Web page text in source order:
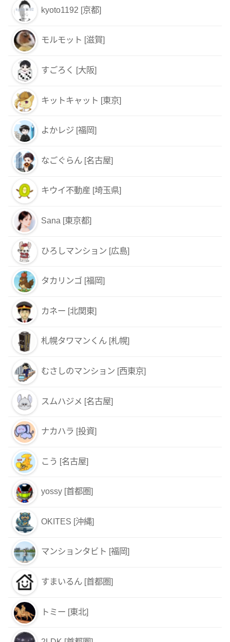
kyoto1192 [京都]
モルモット [滋賀]
すごろく [大阪]
キットキャット [東京]
よかレジ [福岡]
なごぐらん [名古屋]
キウイ不動産 [埼玉県]
Sana [東京都]
ひろしマンション [広島]
タカリンゴ [福岡]
カネー [北関東]
札幌タワマンくん [札幌]
むさしのマンション [西東京]
スムハジメ [名古屋]
ナカハラ [投資]
こう [名古屋]
yossy [首都圏]
OKITES [沖縄]
マンションタビト [福岡]
すまいるん [首都圏]
トミー [東北]